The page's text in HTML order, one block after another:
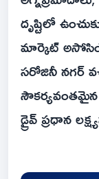
దృష్టిలో
మార్కెట్
సరోజినీ నగర్
డ్రైవ్ ప్రధాన